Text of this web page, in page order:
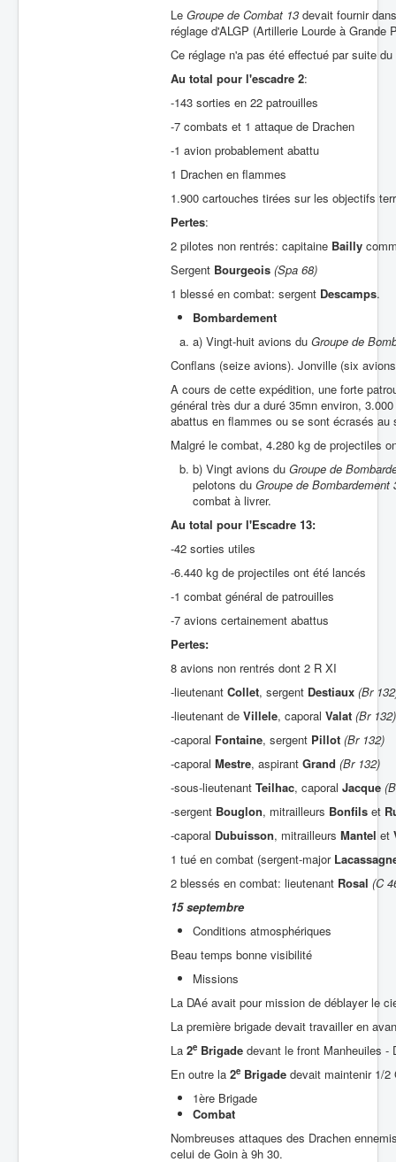
Le Groupe de Combat 13 devait fournir
réglage d'ALGP (Artillerie Lourde à Grande
Ce réglage n'a pas été effectué par suite
Au total pour l'escadre 2:
-143 sorties en 22 patrouilles
-7 combats et 1 attaque de Drachen
-1 avion probablement abattu
1 Drachen en flammes
1.900 cartouches tirées sur les objectifs
Pertes:
2 pilotes non rentrés: capitaine Bailly
Sergent Bourgeois (Spa 68)
1 blessé en combat: sergent Descamps.
Bombardement
a) Vingt-huit avions du Groupe de
Conflans (seize avions). Jonville (six
A cours de cette expédition, une forte
général très dur a duré 35mn environ,
abattus en flammes ou se sont écrasés
Malgré le combat, 4.280 kg de projectiles
b) Vingt avions du Groupe de
pelotons du Groupe de Bombardement
combat à livrer.
Au total pour l'Escadre 13:
-42 sorties utiles
-6.440 kg de projectiles ont été lancés
-1 combat général de patrouilles
-7 avions certainement abattus
Pertes:
8 avions non rentrés dont 2 R XI
-lieutenant Collet, sergent Destiaux (Br
-lieutenant de Villele, caporal Valat (Br 132)
-caporal Fontaine, sergent Pillot (Br 132)
-caporal Mestre, aspirant Grand (Br 132)
-sous-lieutenant Teilhac, caporal Jacque
-sergent Bouglon, mitrailleurs Bonfils et
-caporal Dubuisson, mitrailleurs Mantel et
1 tué en combat (sergent-major
2 blessés en combat: lieutenant Rosal (C
15 septembre
Conditions atmosphériques
Beau temps bonne visibilité
Missions
La DAé avait pour mission de déblayer le
La première brigade devait travailler en
La 2e Brigade devant le front Manheuiles -
En outre la 2e Brigade devait maintenir 1/2
1ère Brigade
Combat
Nombreuses attaques des Drachen
celui de Goin à 9h 30.